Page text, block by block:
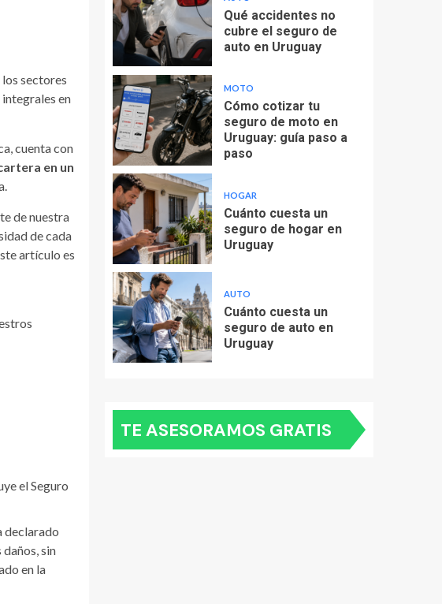
sectores
integrales en
cuenta con
en un
de nuestra
de cada
artículo es
el Seguro
declarado
sin
en la
Qué accidentes no
cubre el seguro de
auto en Uruguay
MOTO
Cómo cotizar tu
seguro de moto en
Uruguay: guía paso a
paso
HOGAR
Cuánto cuesta un
seguro de hogar en
Uruguay
AUTO
Cuánto cuesta un
seguro de auto en
Uruguay
TE ASESORAMOS GRATIS